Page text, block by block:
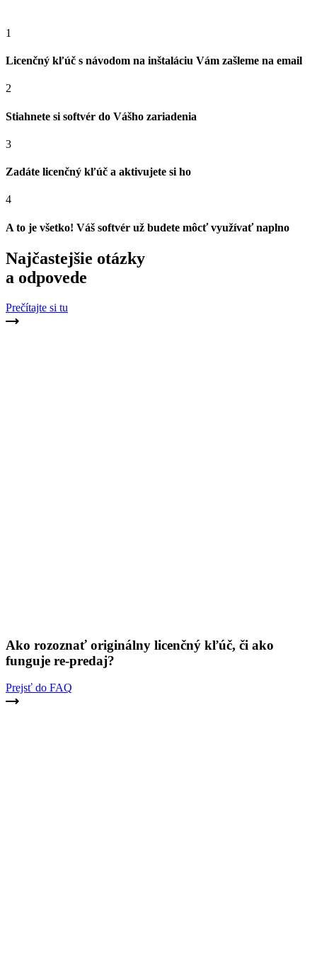
1
Licenčný kľúč s návodom na inštaláciu Vám zašleme na email
2
Stiahnete si softvér do Vášho zariadenia
3
Zadáte licenčný kľúč a aktivujete si ho
4
A to je všetko! Váš softvér už budete môcť využívať naplno
Najčastejšie otázky
a odpovede
Prečítajte si tu
Ako rozoznať originálny licenčný kľúč, či ako
funguje re-predaj?
Prejsť do FAQ